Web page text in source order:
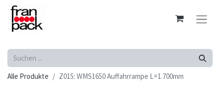
Alle Produkte Z015: WMS1650 Auffahrrampe L=1.700mm